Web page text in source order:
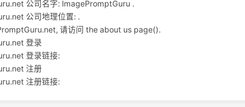
公司名字: ImagePromptGuru .
公司地理位置: .
请访问 the about us page().
登录
登录链接:
注册
注册链接: